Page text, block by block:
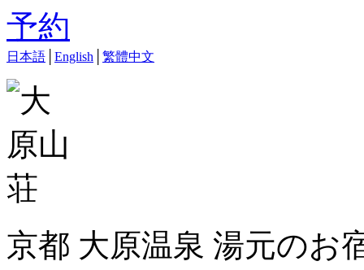
日本語 English 繁體中文
京都 大原温泉 湯元の